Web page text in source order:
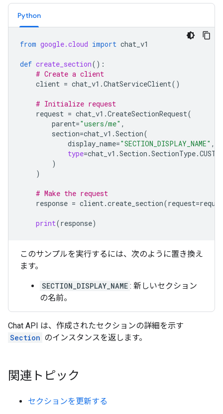
Python
from google.cloud import chat_v1
def create_section():
# Create a client
client = chat_v1 .ChatServiceClient()
# Initialize request
request = chat_v1 .CreateSectionRequest(
parent="users/me" ,
section=chat_v1 .Section(
display_name="SECTION_DISPLAY_NAME" ,
type=chat_v1 .Section .SectionType.
)
)
# Make the request
response = client.create_section(request=
print(response)
このサンプルを実行するには、次のように置き換え
ます。
SECTION_DISPLAY_NAME : 新しいセクション
の名前。
Chat API は、作成されたセクションの詳細を示す
Section のインスタンスを返します。
関連トピック
セクションを更新する